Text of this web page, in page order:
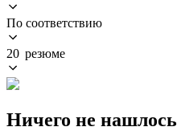
По соответствию
20 резюме
Ничего не нашлось